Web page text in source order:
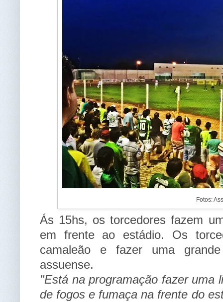
Fotos:
Ás 15hs, os torcedores fazem
em frente ao estádio. Os
camaleão e fazer uma
assuense.
"Está na programação fazer uma
de fogos e fumaça na frente do